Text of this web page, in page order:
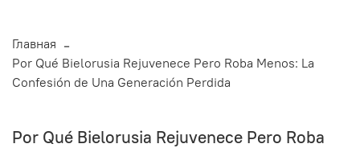
Главная
Por Qué Bielorusia Rejuvenece Pero Roba Menos: La
Confesión de Una Generación Perdida
Por Qué Bielorusia Rejuvenece Pero Roba